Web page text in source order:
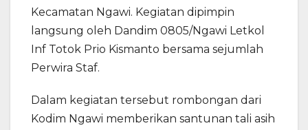
Kecamatan Ngawi. Kegiatan dipimpin
langsung oleh Dandim 0805/Ngawi Letkol
Inf Totok Prio Kismanto bersama sejumlah
Perwira Staf.
Dalam kegiatan tersebut rombongan dari
Kodim Ngawi memberikan santunan tali asih